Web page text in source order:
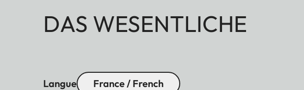
DAS WESENTLICHE
Langue France / French